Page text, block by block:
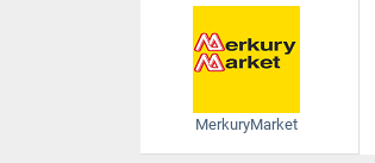
MerkuryMarket